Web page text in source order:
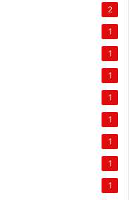
2
1
1
1
1
1
1
1
1